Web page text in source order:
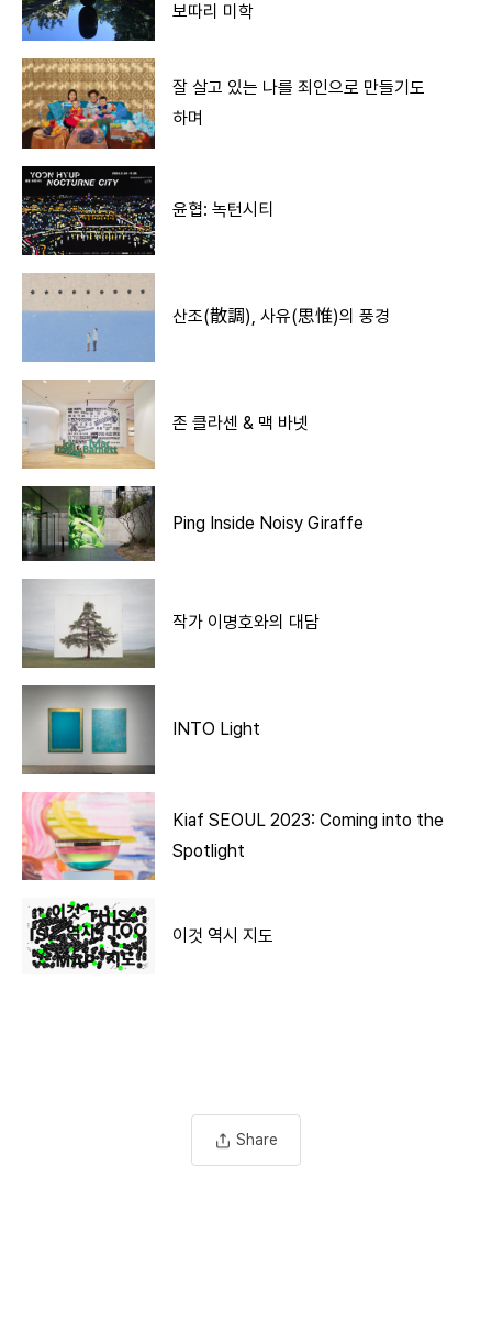
보따리 미학
잘 살고 있는 나를 죄인으로 만들기도
하며
윤협: 녹턴시티
산조(散調), 사유(思惟)의 풍경
존 클라센 & 맥 바넷
Ping Inside Noisy Giraffe
작가 이명호와의 대담
INTO Light
Kiaf SEOUL 2023: Coming into the
Spotlight
이것 역시 지도
Share